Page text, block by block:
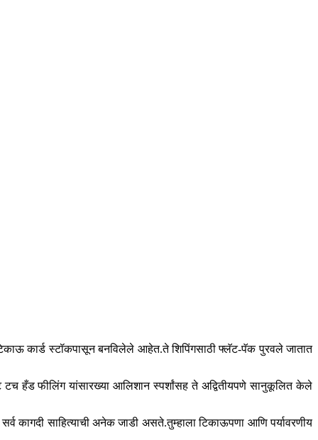
टिकाऊ कार्ड स्टॉकपासून बनविलेले आहेत.ते शिपिंगसाठी फ्लॅट-पॅक पुरवले जातात
हँड फीलिंग यांसारख्या आलिशान स्पर्शांसह ते अद्वितीयपणे सानुकूलित केले
कागदी साहित्याची अनेक जाडी असते.तुम्हाला टिकाऊपणा आणि पर्यावरणीय